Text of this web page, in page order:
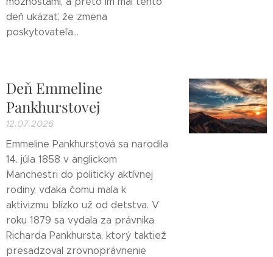
deň ukázať, že zmena
poskytovateľa...
Deň Emmeline
Pankhurstovej
12.07.2026
Emmeline Pankhurstová sa narodila
14. júla 1858 v anglickom
Manchestri do politicky aktívnej
rodiny, vďaka čomu mala k
aktivizmu blízko už od detstva. V
roku 1879 sa vydala za právnika
Richarda Pankhursta, ktorý taktiež
presadzoval zrovnoprávnenie